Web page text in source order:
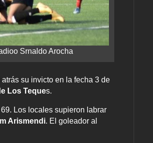
Srnaldo Arocha
su invicto en la fecha 3 de
Los Teques.
Los locales supieron labrar
Arismendi. El goleador al